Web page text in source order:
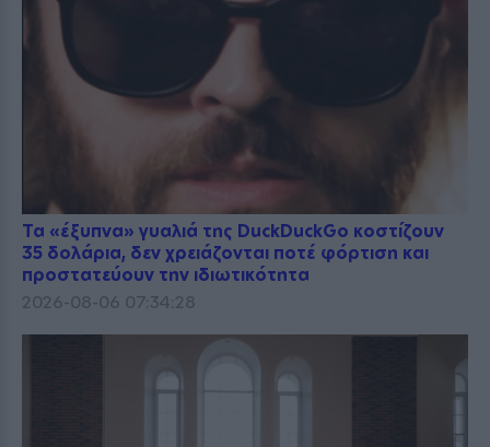
Τα «έξυπνα» γυαλιά της DuckDuckGo κοστίζουν
35 δολάρια, δεν χρειάζονται ποτέ φόρτιση και
προστατεύουν την ιδιωτικότητα
2026-08-06 07:34:28